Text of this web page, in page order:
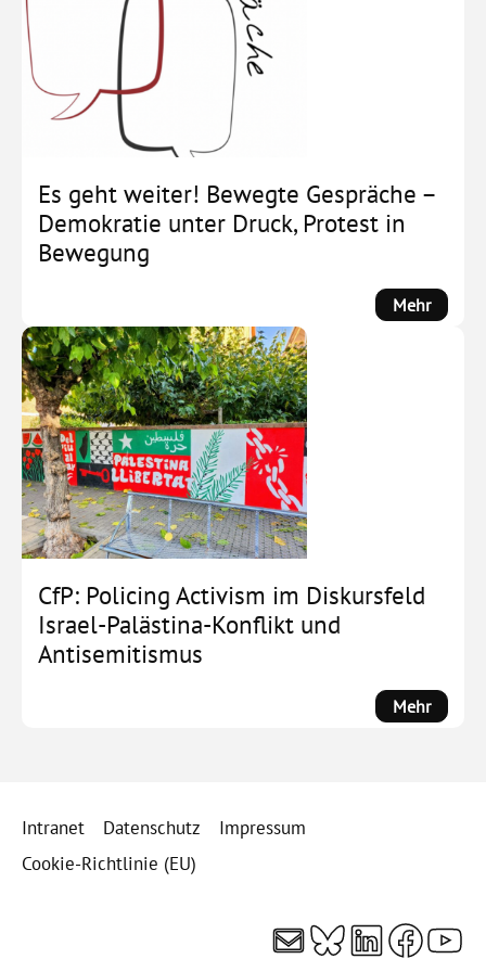
Es geht weiter! Bewegte Gespräche –
Demokratie unter Druck, Protest in
Bewegung
Mehr:
Es
CfP: Policing Activism im Diskursfeld
Israel-Palästina-Konflikt und
Antisemitismus
Mehr:
CfP:
und
Intranet Datenschutz
Impressum
Cookie-Richtlinie (EU)
E-MailBluesky